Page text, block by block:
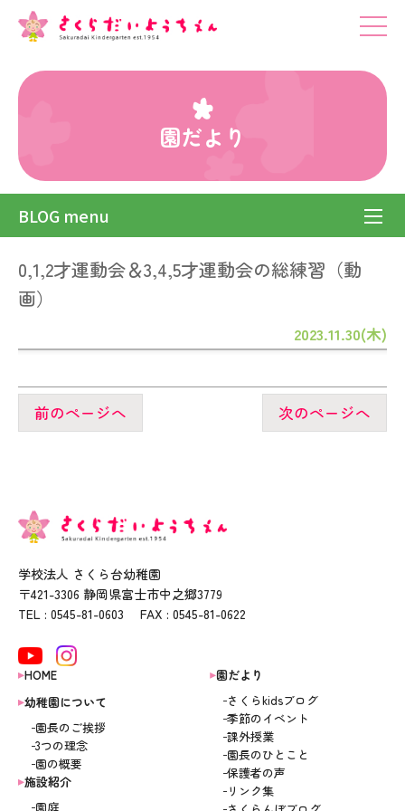
園だより
BLOG menu
0,1,2才運動会＆3,4,5才運動会の総練習（動
画）
2023.11.30(木)
前のページへ 次のページへ
学校法人 さくら台幼稚園
〒421-3306 静岡県富士市中之郷3779
TEL : 0545-81-0603 FAX : 0545-81-0622
HOME
幼稚園について
園長のご挨拶
3つの理念
園の概要
施設紹介
園庭
園だより
さくらkidsブログ
季節のイベント
課外授業
園長のひとこと
保護者の声
リンク集